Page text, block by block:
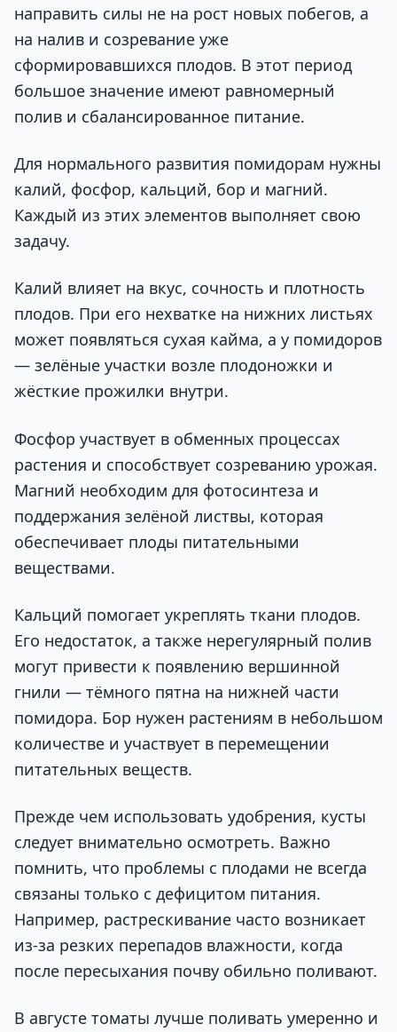
направить силы не на рост новых побегов, а
на налив и созревание уже
сформировавшихся плодов. В этот период
большое значение имеют равномерный
полив и сбалансированное питание.
Для нормального развития помидорам нужны
калий, фосфор, кальций, бор и магний.
Каждый из этих элементов выполняет свою
задачу.
Калий влияет на вкус, сочность и плотность
плодов. При его нехватке на нижних листьях
может появляться сухая кайма, а у помидоров
— зелёные участки возле плодоножки и
жёсткие прожилки внутри.
Фосфор участвует в обменных процессах
растения и способствует созреванию урожая.
Магний необходим для фотосинтеза и
поддержания зелёной листвы, которая
обеспечивает плоды питательными
веществами.
Кальций помогает укреплять ткани плодов.
Его недостаток, а также нерегулярный полив
могут привести к появлению вершинной
гнили — тёмного пятна на нижней части
помидора. Бор нужен растениям в небольшом
количестве и участвует в перемещении
питательных веществ.
Прежде чем использовать удобрения, кусты
следует внимательно осмотреть. Важно
помнить, что проблемы с плодами не всегда
связаны только с дефицитом питания.
Например, растрескивание часто возникает
из-за резких перепадов влажности, когда
после пересыхания почву обильно поливают.
В августе томаты лучше поливать умеренно и